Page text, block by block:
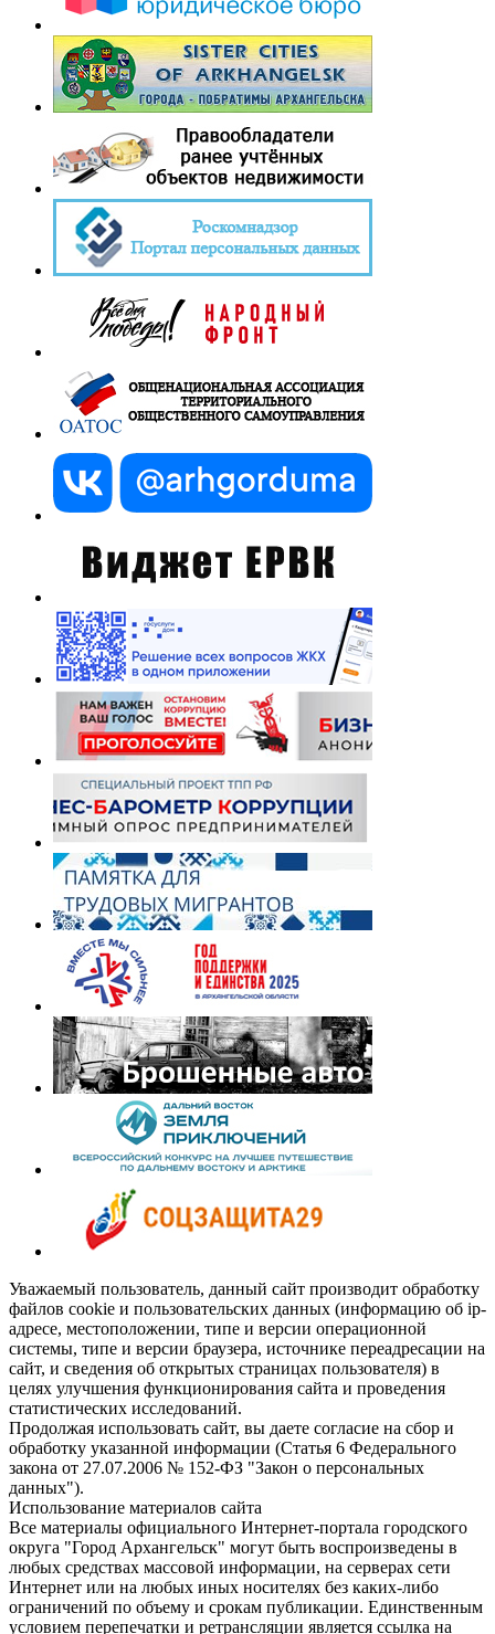
Уважаемый пользователь, данный сайт производит обработку
файлов cookie и пользовательских данных (информацию об ip-
адресе, местоположении, типе и версии операционной
системы, типе и версии браузера, источнике переадресации на
сайт, и сведения об открытых страницах пользователя) в
целях улучшения функционирования сайта и проведения
статистических исследований.
Продолжая использовать сайт, вы даете согласие на сбор и
обработку указанной информации (Статья 6 Федерального
закона от 27.07.2006 № 152-ФЗ "Закон о персональных
данных").
Использование материалов сайта
Все материалы официального Интернет-портала городского
округа "Город Архангельск" могут быть воспроизведены в
любых средствах массовой информации, на серверах сети
Интернет или на любых иных носителях без каких-либо
ограничений по объему и срокам публикации. Единственным
условием перепечатки и ретрансляции является ссылка на